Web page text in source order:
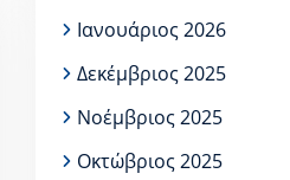
Ιανουάριος 2026
Δεκέμβριος 2025
Νοέμβριος 2025
Οκτώβριος 2025